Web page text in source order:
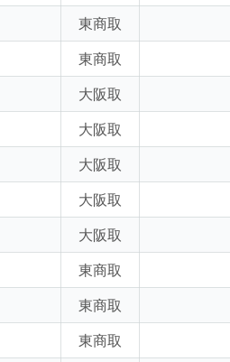
東商取
東商取
大阪取
大阪取
大阪取
大阪取
大阪取
東商取
東商取
東商取